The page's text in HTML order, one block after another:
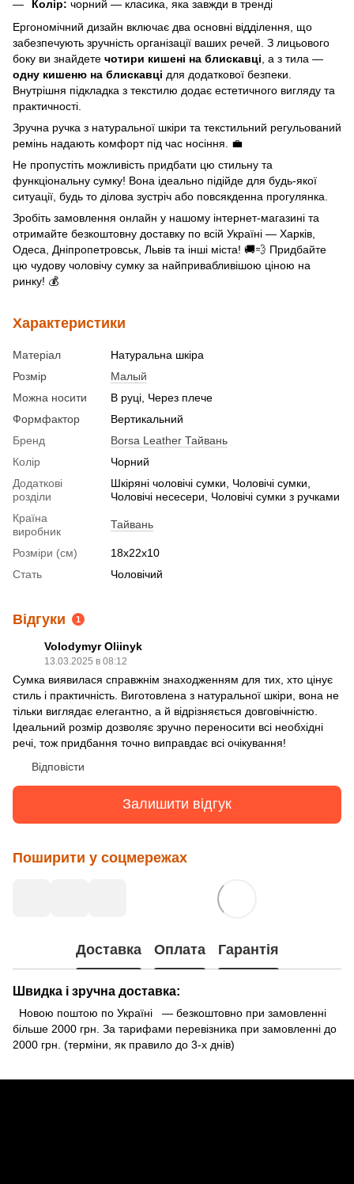
Колір: чорний — класика, яка завжди в тренді
Ергономічний дизайн включає два основні відділення, що
забезпечують зручність організації ваших речей. З лицьового
боку ви знайдете чотири кишені на блискавці , а з тила —
одну кишеню на блискавці для додаткової безпеки.
Внутрішня підкладка з текстилю додає естетичного вигляду та
практичності.
Зручна ручка з натуральної шкіри та текстильний регульований
ремінь надають комфорт під час носіння. 💼
Не пропустіть можливість придбати цю стильну та
функціональну сумку! Вона ідеально підійде для будь-якої
ситуації, будь то ділова зустріч або повсякденна прогулянка.
Зробіть замовлення онлайн у нашому інтернет-магазині та
отримайте безкоштовну доставку по всій Україні — Харків,
Одеса, Дніпропетровськ, Львів та інші міста! 🚚💨 Придбайте
цю чудову чоловічу сумку за найпривабливішою ціною на
ринку! 💰
Характеристики
Матеріал
Натуральна шкіра
Розмір
Малый
Можна носити
В руці, Через плече
Формфактор
Вертикальний
Бренд
Borsa Leather Тайвань
Колір
Чорний
Додаткові
розділи
Шкіряні чоловічі сумки, Чоловічі сумки,
Чоловічі несесери, Чоловічі сумки з ручками
Країна
виробник
Тайвань
Розміри (см)
18х22х10
Стать
Чоловічий
Відгуки 1
Volodymyr Oliinyk
13.03.2025 в 08:12
Сумка виявилася справжнім знаходженням для тих, хто цінує
стиль і практичність. Виготовлена з натуральної шкіри, вона не
тільки виглядає елегантно, а й відрізняється довговічністю.
Ідеальний розмір дозволяє зручно переносити всі необхідні
речі, тож придбання точно виправдає всі очікування!
Відповісти
Залишити відгук
Поширити у соцмережах
Доставка Оплата Гарантія
Швидка і зручна доставка:
Новою поштою по Україні — безкоштовно при замовленні
більше 2000 грн. За тарифами перевізника при замовленні до
2000 грн. (терміни, як правило до 3-х днів)